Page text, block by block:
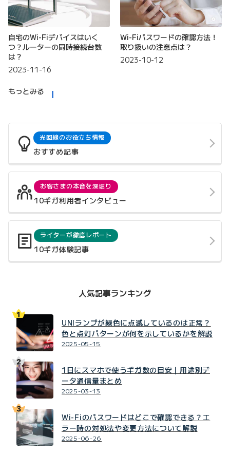
自宅のWi-Fiデバイスはいく
つ？ルーターの同時接続台数
は？
2023-11-16
Wi-Fiパスワードの確認方法！
取り扱いの注意点は？
2023-10-12
もっとみる
光回線のお役立ち情報
おすすめ記事
お客さまの本音を深堀り
10ギガ利用者インタビュー
ライターが徹底レポート
10ギガ体験記事
人気記事ランキング
UNIランプが緑色に点滅しているのは正常？
色と点灯パターンが何を示しているかを解説
2025-05-15
1日にスマホで使うギガ数の目安｜用途別デ
ータ通信量まとめ
2025-03-13
Wi-Fiのパスワードはどこで確認できる？エ
ラー時の対処法や変更方法について解説
2025-06-26